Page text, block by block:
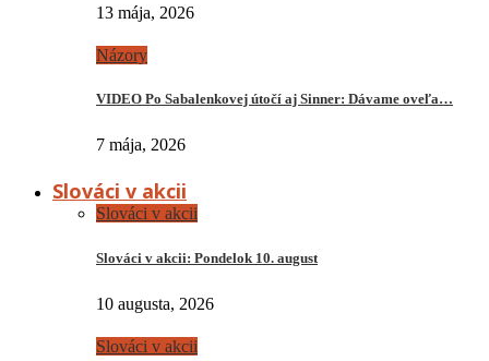
13 mája, 2026
Názory
VIDEO Po Sabalenkovej útočí aj Sinner: Dávame oveľa…
7 mája, 2026
Slováci v akcii
Slováci v akcii
Slováci v akcii: Pondelok 10. august
10 augusta, 2026
Slováci v akcii